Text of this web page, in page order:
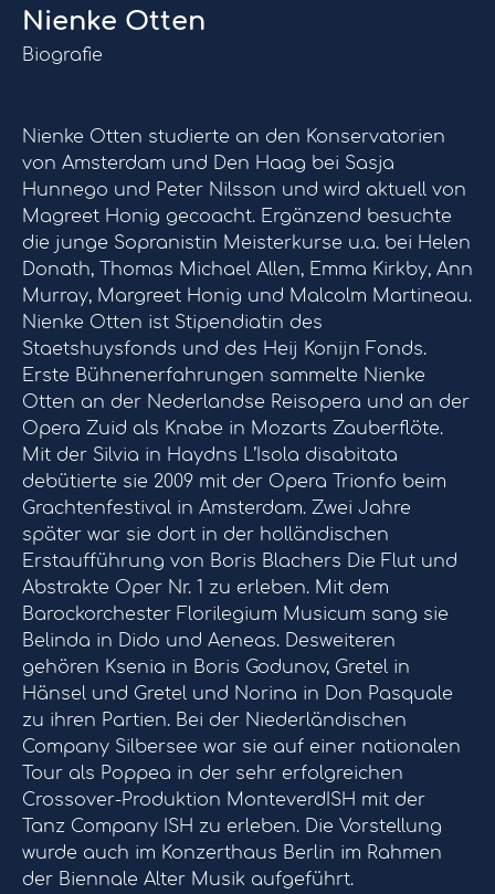
Nienke Otten
Biografie
Nienke Otten studierte an den Konservatorien
von Amsterdam und Den Haag bei Sasja
Hunnego und Peter Nilsson und wird aktuell von
Magreet Honig gecoacht. Ergänzend besuchte
die junge Sopranistin Meisterkurse u.a. bei Helen
Donath, Thomas Michael Allen, Emma Kirkby, Ann
Murray, Margreet Honig und Malcolm Martineau.
Nienke Otten ist Stipendiatin des
Staetshuysfonds und des Heij Konijn Fonds.
Erste Bühnenerfahrungen sammelte Nienke
Otten an der Nederlandse Reisopera und an der
Opera Zuid als Knabe in Mozarts Zauberflöte.
Mit der Silvia in Haydns L’Isola disabitata
debütierte sie 2009 mit der Opera Trionfo beim
Grachtenfestival in Amsterdam. Zwei Jahre
später war sie dort in der holländischen
Erstaufführung von Boris Blachers Die Flut und
Abstrakte Oper Nr. 1 zu erleben. Mit dem
Barockorchester Florilegium Musicum sang sie
Belinda in Dido und Aeneas. Desweiteren
gehören Ksenia in Boris Godunov, Gretel in
Hänsel und Gretel und Norina in Don Pasquale
zu ihren Partien. Bei der Niederländischen
Company Silbersee war sie auf einer nationalen
Tour als Poppea in der sehr erfolgreichen
Crossover-Produktion MonteverdISH mit der
Tanz Company ISH zu erleben. Die Vorstellung
wurde auch im Konzerthaus Berlin im Rahmen
der Biennale Alter Musik aufgeführt.